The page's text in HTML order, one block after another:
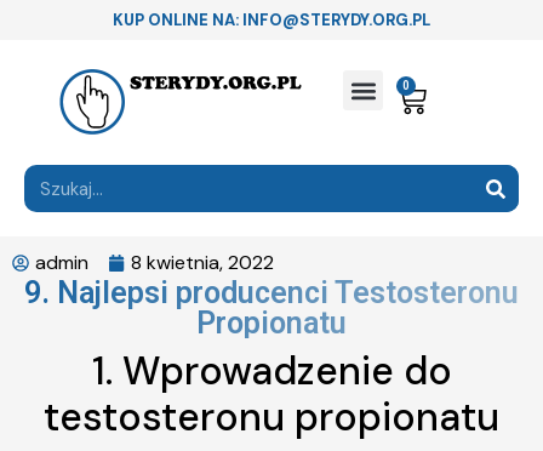
KUP ONLINE NA: INFO@STERYDY.ORG.PL
0
admin 8 kwietnia, 2022
9. Najlepsi producenci Testosteronu
Propionatu
1. Wprowadzenie do
testosteronu propionatu